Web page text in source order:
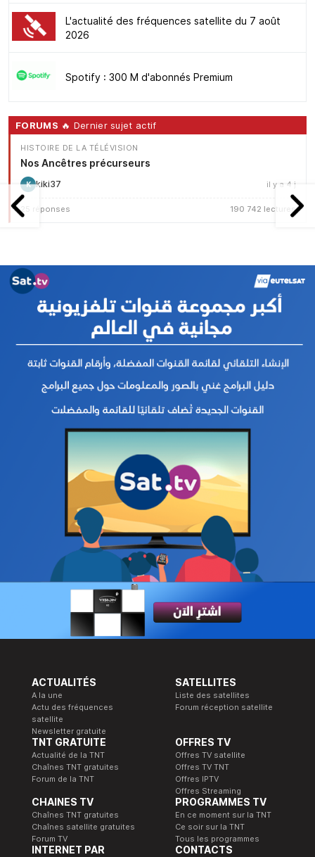
L'actualité des fréquences satellite du 7 août
2026
Spotify : 300 M d'abonnés Premium
FORUMS 🔥 Dernier sujet actif
HISTOIRE DE LA TÉLÉVISION
Nos Ancêtres précurseurs
K kiki37 il y a 4 j
25 réponses 190 742 lectures
ACTUALITÉS
A la une
Actu des fréquences
satellite
Newsletter gratuite
SATELLITES
Liste des satellites
Forum réception satellite
TNT GRATUITE
Actualité de la TNT
Chaînes TNT gratuites
Forum de la TNT
OFFRES TV
Offres TV satellite
Offres TV TNT
Offres IPTV
Offres Streaming
CHAINES TV
Chaînes TNT gratuites
Chaînes satellite gratuites
Forum TV
PROGRAMMES TV
En ce moment sur la TNT
Ce soir sur la TNT
Tous les programmes
INTERNET PAR
CONTACTS